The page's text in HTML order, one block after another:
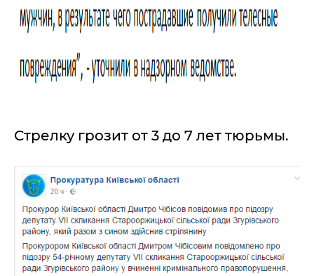
Стрелку грозит от 3 до 7 лет тюрьмы.